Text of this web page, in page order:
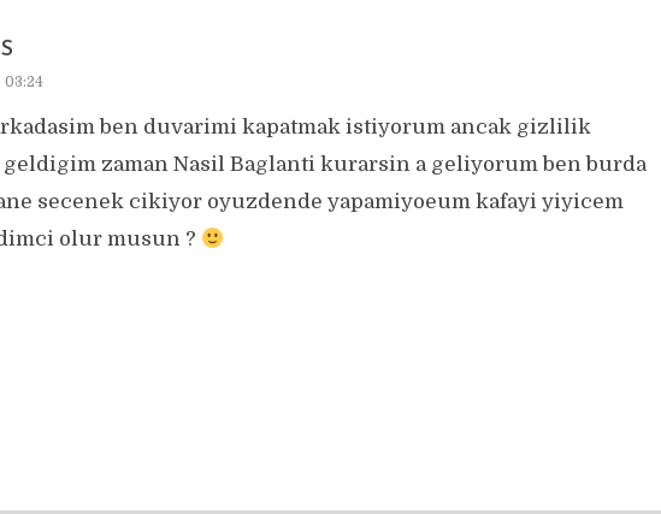
03:24
ben duvarimi kapatmak istiyorum ancak gizlilik
zaman Nasil Baglanti kurarsin a geliyorum ben burda
secenek cikiyor oyuzdende yapamiyoeum kafayi yiyicem
olur musun ?